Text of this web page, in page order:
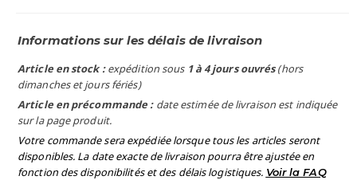
Informations sur les délais de livraison
Article en stock :expédition sous 1 à 4 jours ouvrés(hors
dimanches et jours fériés)
Article en précommande : date estimée de livraison est indiquée
sur la page produit.
Votre commande sera expédiée lorsque tous les articles seront
disponibles. La date exacte de livraison pourra être ajustée en
fonction des disponibilités et des délais logistiques. Voir la FAQ